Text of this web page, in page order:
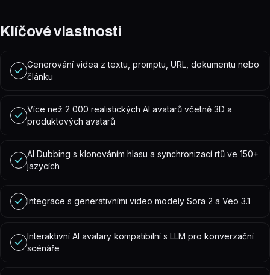
Klíčové vlastnosti
Generování videa z textu, promptu, URL, dokumentu nebo
článku
Více než 2 000 realistických AI avatarů včetně 3D a
produktových avatarů
AI Dubbing s klonováním hlasu a synchronizací rtů ve 150+
jazycích
Integrace s generativními video modely Sora 2 a Veo 3.1
Interaktivní AI avatary kompatibilní s LLM pro konverzační
scénáře